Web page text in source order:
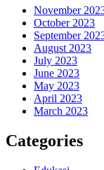
November
October 2023
September
August 2023
July 2023
June 2023
May 2023
April 2023
March 2023
Categories